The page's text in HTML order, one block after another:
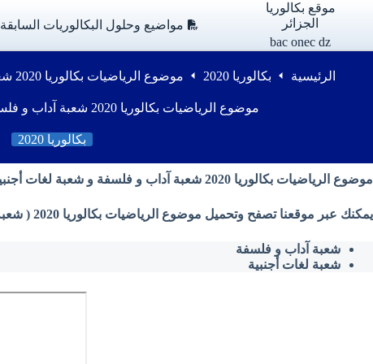
موقع بكالوريا
الجزائر
bac onec dz
مواضيع وحلول البكالوريات السابقة
الرئيسية بكالوريا 2020 موضوع الرياضيات بكالوريا 2020 شعبة آداب و فلسفة و شعبة لغات أجنبية
موضوع الرياضيات بكالوريا 2020 شعبة آداب و فلسفة و شعبة لغات أجنبية
بكالوريا 2020
موضوع الرياضيات بكالوريا 2020 شعبة آداب و فلسفة و شعبة لغات أجنبية
يمكنك عبر موقعنا تصفح وتحميل موضوع الرياضيات بكالوريا 2020 ( شعبة آداب و فلسفة ، شعبة لغات أجنبية ) من وزارة التربية الوطنية بصيغة PDF
شعبة آداب و فلسفة
شعبة لغات أجنبية